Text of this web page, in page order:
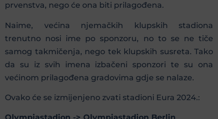
prvenstva, nego će ona biti prilagođena.
Naime, većina njemačkih klupskih stadiona
trenutno nosi ime po sponzoru, no to se ne tiče
samog takmičenja, nego tek klupskih susreta. Tako
da su iz svih imena izbačeni sponzori te su ona
većinom prilagođena gradovima gdje se nalaze.
Ovako će se izmijenjeno zvati stadioni Eura 2024.: